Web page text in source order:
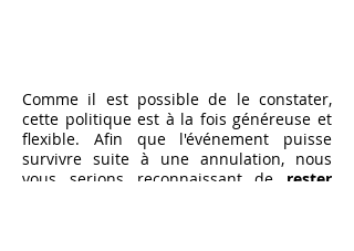
Comme il est possible de le constater,
cette politique est à la fois généreuse et
flexible. Afin que l'événement puisse
survivre suite à une annulation, nous
vous serions reconnaissant de rester